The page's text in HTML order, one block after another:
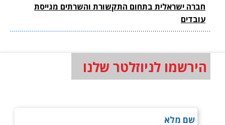
חברה ישראלית בתחום התקשורת והשרתים מגייסת
עובדים
הירשמו לניוזלטר שלנו